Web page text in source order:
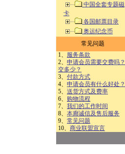
中国全套专题磁
卡
各国邮票目录
奥运纪念币
常见问题
1、 服务条款
2、 申请会员需要交费吗？
交多少？
3、 付款方式
4、 申请会员有什么好处？
5、 送货方式及费率
6、 购物流程
7、 我们的工作时间
8、 本廊诚信及售后服务
9、 常见问题
10、 商业联盟宣言